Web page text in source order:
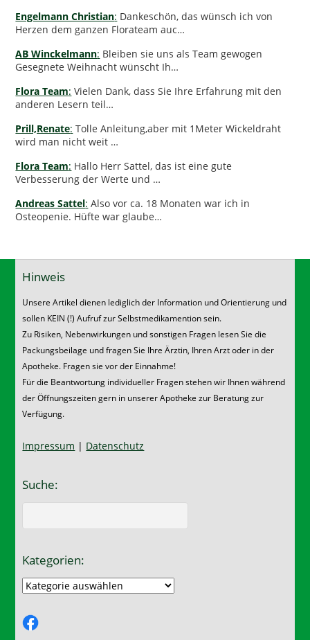
Engelmann Christian: Dankeschön, das wünsch ich von
Herzen dem ganzen Florateam auc…
AB Winckelmann: Bleiben sie uns als Team gewogen
Gesegnete Weihnacht wünscht Ih…
Flora Team: Vielen Dank, dass Sie Ihre Erfahrung mit den
anderen Lesern teil…
Prill,Renate: Tolle Anleitung,aber mit 1Meter Wickeldraht
wird man nicht weit …
Flora Team: Hallo Herr Sattel, das ist eine gute
Verbesserung der Werte und …
Andreas Sattel: Also vor ca. 18 Monaten war ich in
Osteopenie. Hüfte war glaube…
Hinweis
Unsere Artikel dienen lediglich der Information und Orientierung und
sollen KEIN (!) Aufruf zur Selbstmedikamention sein.
Zu Risiken, Nebenwirkungen und sonstigen Fragen lesen Sie die
Packungsbeilage und fragen Sie Ihre Ärztin, Ihren Arzt oder in der
Apotheke. Fragen sie vor der Einnahme!
Für die Beantwortung individueller Fragen stehen wir Ihnen während
der Öffnungszeiten gern in unserer Apotheke zur Beratung zur
Verfügung.
Impressum | Datenschutz
Suche:
Kategorien:
Kategorien: